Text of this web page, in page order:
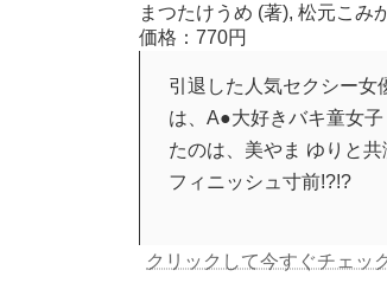
まつたけうめ (著), 松元こみ
価格：770円
引退した人気セクシー女
は、A●大好きバキ童女
たのは、美やま ゆりと
フィニッシュ寸前!?!?
クリックして今すぐチェッ